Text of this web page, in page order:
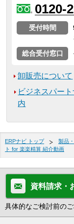
0120-
受付時間
総合受付窓口
卸販売について
ビジネスパー
内
ERPナビ トップ 製品
ト for 楽楽精算 紹介動画
資料請求・
具体的なご検討前の